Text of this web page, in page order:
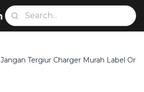
Jangan Tergiur Charger Murah Label